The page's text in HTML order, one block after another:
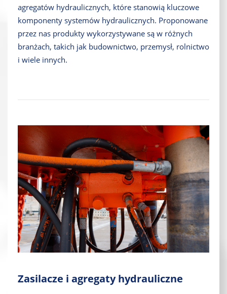
agregatów hydraulicznych, które stanowią kluczowe
komponenty systemów hydraulicznych. Proponowane
przez nas produkty wykorzystywane są w różnych
branżach, takich jak budownictwo, przemysł, rolnictwo
i wiele innych.
Zasilacze i agregaty hydrauliczne